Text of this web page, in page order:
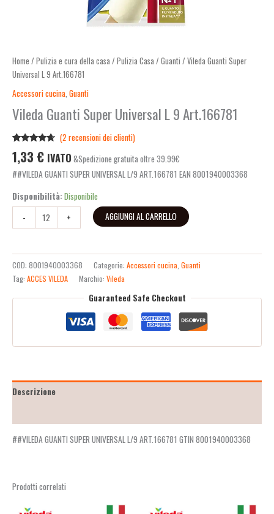
Home / Pulizia e cura della casa / Pulizia Casa / Guanti / Vileda Guanti Super
Universal L 9 Art.166781
Accessori cucina Guanti
Vileda Guanti Super Universal L 9 Art.166781
4.50su 5
su base
di
(2 recensioni dei clienti)
1,33 € IVATO &Spedizione gratuita oltre 39.99€
##VILEDA GUANTI SUPER UNIVERSAL L/9 ART.166781 EAN 8001940003368
Disponibilità:Disponibile
-
+ AGGIUNGI AL CARRELLO
COD: 8001940003368 Categorie: Accessori cucina Guanti
Tag: ACCES VILEDA Marchio: Vileda
Guaranteed Safe Checkout
Descrizione
##VILEDA GUANTI SUPER UNIVERSAL L/9 ART.166781 GTIN 8001940003368
Prodotti correlati